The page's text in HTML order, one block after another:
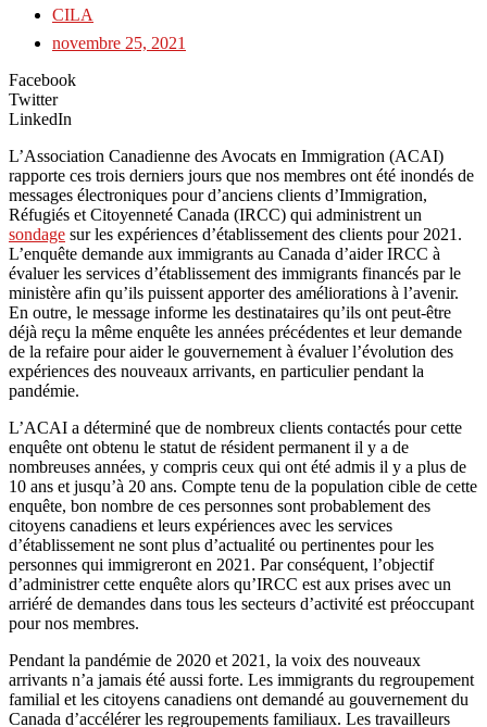
CILA
novembre 25, 2021
Facebook
Twitter
LinkedIn
L’Association Canadienne des Avocats en Immigration (ACAI)
rapporte ces trois derniers jours que nos membres ont été inondés de
messages électroniques pour d’anciens clients d’Immigration,
Réfugiés et Citoyenneté Canada (IRCC) qui administrent un
sondage sur les expériences d’établissement des clients pour 2021.
L’enquête demande aux immigrants au Canada d’aider IRCC à
évaluer les services d’établissement des immigrants financés par le
ministère afin qu’ils puissent apporter des améliorations à l’avenir.
En outre, le message informe les destinataires qu’ils ont peut-être
déjà reçu la même enquête les années précédentes et leur demande
de la refaire pour aider le gouvernement à évaluer l’évolution des
expériences des nouveaux arrivants, en particulier pendant la
pandémie.
L’ACAI a déterminé que de nombreux clients contactés pour cette
enquête ont obtenu le statut de résident permanent il y a de
nombreuses années, y compris ceux qui ont été admis il y a plus de
10 ans et jusqu’à 20 ans. Compte tenu de la population cible de cette
enquête, bon nombre de ces personnes sont probablement des
citoyens canadiens et leurs expériences avec les services
d’établissement ne sont plus d’actualité ou pertinentes pour les
personnes qui immigreront en 2021. Par conséquent, l’objectif
d’administrer cette enquête alors qu’IRCC est aux prises avec un
arriéré de demandes dans tous les secteurs d’activité est préoccupant
pour nos membres.
Pendant la pandémie de 2020 et 2021, la voix des nouveaux
arrivants n’a jamais été aussi forte. Les immigrants du regroupement
familial et les citoyens canadiens ont demandé au gouvernement du
Canada d’accélérer les regroupements familiaux. Les travailleurs